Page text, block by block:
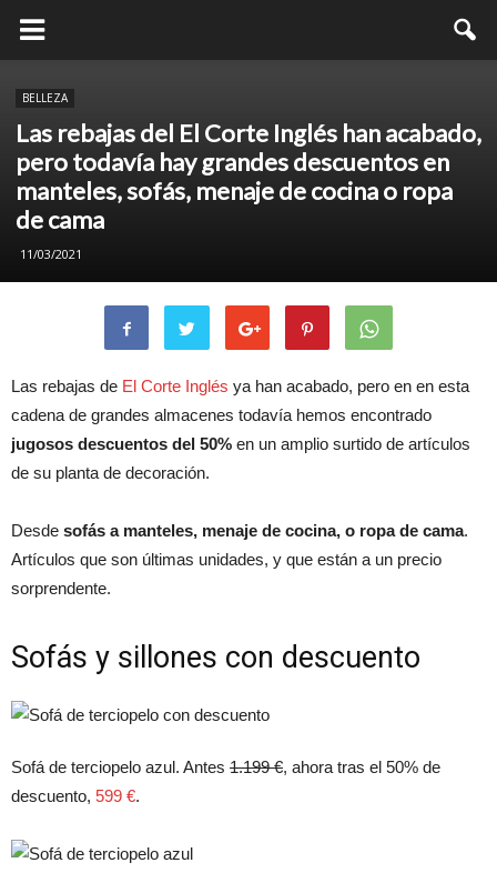
BELLEZA
Las rebajas del El Corte Inglés han acabado,
pero todavía hay grandes descuentos en
manteles, sofás, menaje de cocina o ropa
de cama
11/03/2021
Las rebajas de El Corte Inglés ya han acabado, pero en en esta
cadena de grandes almacenes todavía hemos encontrado
jugosos descuentos del 50% en un amplio surtido de artículos
de su planta de decoración.
Desde sofás a manteles, menaje de cocina, o ropa de cama.
Artículos que son últimas unidades, y que están a un precio
sorprendente.
Sofás y sillones con descuento
Sofá de terciopelo azul. Antes 1.199 €, ahora tras el 50% de
descuento, 599 €.